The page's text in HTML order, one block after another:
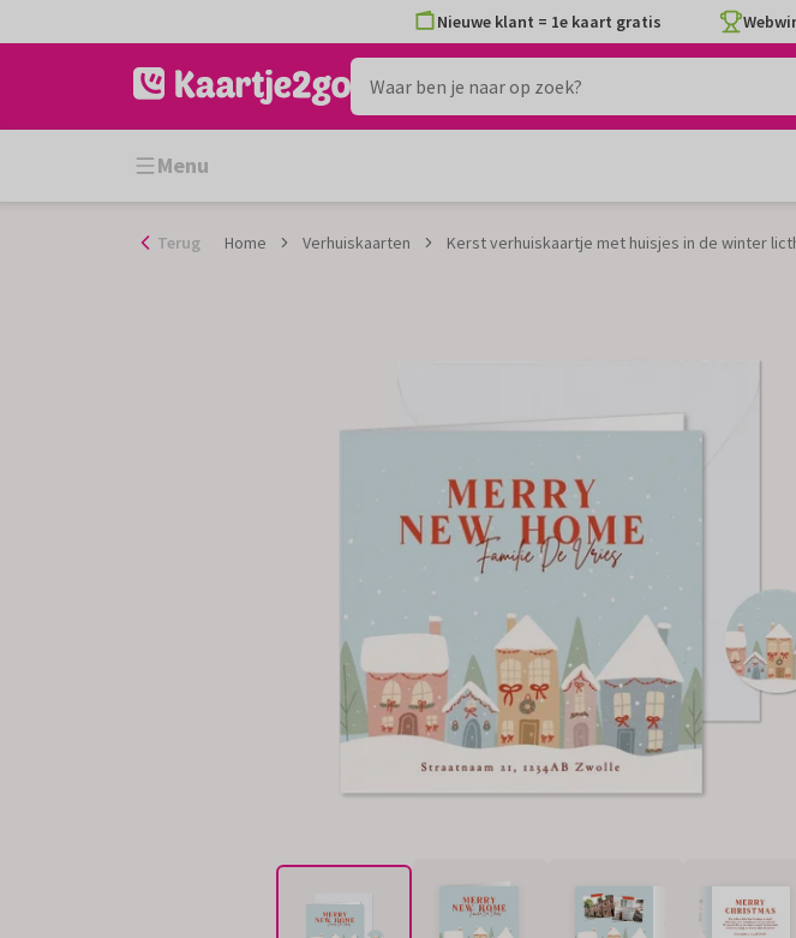
naar
Nieuwe klant = 1e kaart gratis
Menu
Terug Home Verhuiskaarten Kerst verhuiskaartje met huisjes in de winter